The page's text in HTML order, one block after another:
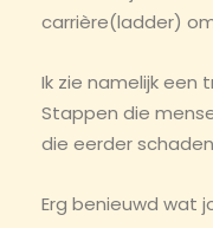
carrière(ladder)
Ik zie namelijk een
Stappen die
die eerder
Erg benieuwd wat